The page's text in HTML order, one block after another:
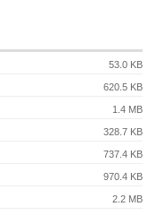
53.0 KB
620.5 KB
1.4 MB
328.7 KB
737.4 KB
970.4 KB
2.2 MB